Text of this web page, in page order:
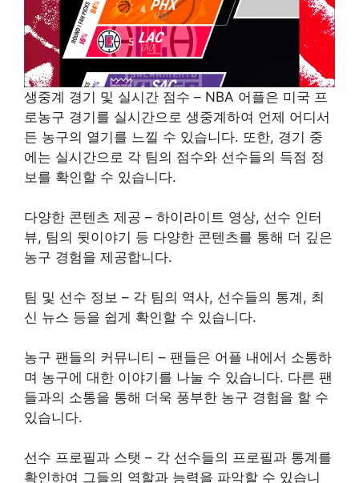
생중계 경기 및 실시간 점수 – NBA 어플은 미국 프
로농구 경기를 실시간으로 생중계하여 언제 어디서
든 농구의 열기를 느낄 수 있습니다. 또한, 경기 중
에는 실시간으로 각 팀의 점수와 선수들의 득점 정
보를 확인할 수 있습니다.
다양한 콘텐츠 제공 – 하이라이트 영상, 선수 인터
뷰, 팀의 뒷이야기 등 다양한 콘텐츠를 통해 더 깊은
농구 경험을 제공합니다.
팀 및 선수 정보 – 각 팀의 역사, 선수들의 통계, 최
신 뉴스 등을 쉽게 확인할 수 있습니다.
농구 팬들의 커뮤니티 – 팬들은 어플 내에서 소통하
며 농구에 대한 이야기를 나눌 수 있습니다. 다른 팬
들과의 소통을 통해 더욱 풍부한 농구 경험을 할 수
있습니다.
선수 프로필과 스탯 – 각 선수들의 프로필과 통계를
확인하여 그들의 역할과 능력을 파악할 수 있습니